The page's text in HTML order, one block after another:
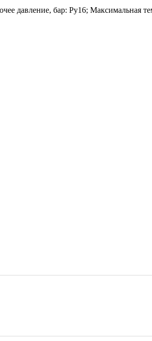
давление, бар: Ру16; Максимальная